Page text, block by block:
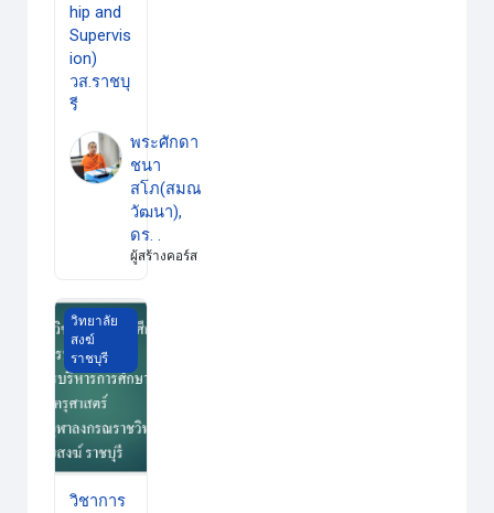
hip and
Supervis
ion)
วส.ราชบุ
รี
พระศักดา
ชนา
สโภ(สมณ
วัฒนา),
ดร. .
ผู้สร้างคอร์ส
วิชาการพัฒนาวิชาชีพทางการศึกษา Professional
วิทยาลัย
สงฆ์
ราชบุรี
วิชาการ